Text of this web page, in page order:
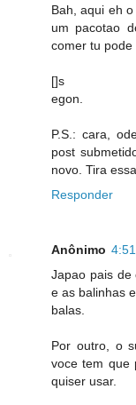
Bah, aqui eh
um pacotao
comer tu pode
[]s
egon.
P.S.: cara,
post
novo. Tira
Responder
Anônimo
Japao pais de
e as balinhas
balas.
Por outro, o
voce tem que
quiser usar.